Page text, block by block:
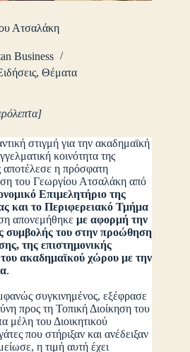
Ατσαλάκη
Business
, Θέματα
στιγμή για την ακαδημαϊκή
κοινότητα της
αποτέλεσε η πρόσφατη
του Γεωργίου Ατσαλάκη από
Επιμελητήριο της
και το Περιφερειακό Τμήμα
απονεμήθηκε με αφορμή την
συμβολής του στην προώθηση
της επιστημονικής
ακαδημαϊκού χώρου με την
.
συγκινημένος, εξέφρασε
προς τη Τοπική Διοίκηση του
μέλη του Διοικητικού
που στήριξαν και ανέδειξαν
η τιμή αυτή έχει